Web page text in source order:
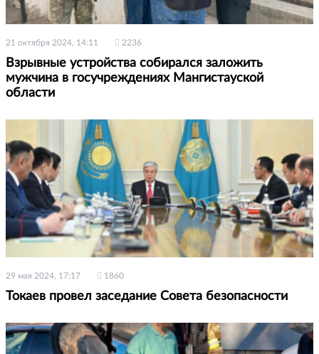
21 октября 2024, 14:11 2236
Взрывные устройства собирался заложить
мужчина в госучреждениях Мангистауской
области
29 мая 2024, 17:17 1860
Токаев провел заседание Совета безопасности